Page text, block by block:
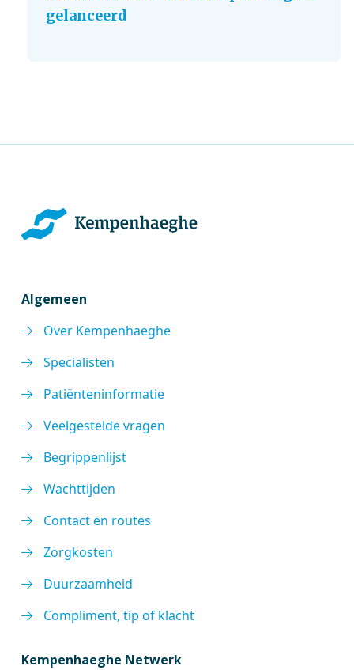
gelanceerd
Algemeen
Over Kempenhaeghe
Specialisten
Patiënteninformatie
Veelgestelde vragen
Begrippenlijst
Wachttijden
Contact en routes
Zorgkosten
Duurzaamheid
Compliment, tip of klacht
Kempenhaeghe Netwerk